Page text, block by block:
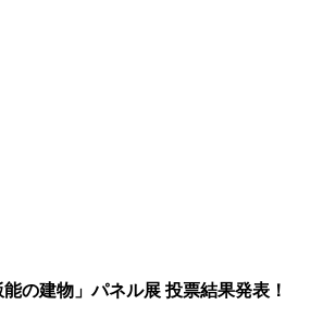
の建物」パネル展 投票結果発表！